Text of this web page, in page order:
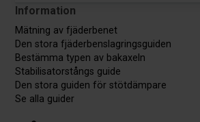
Information
Mätning av fjäderbenet
Den stora fjäderbenslagringsguiden
Bestämma typen av bakaxeln
Stabilisatorstångs guide
Den stora guiden för stötdämpare
Se alla guider